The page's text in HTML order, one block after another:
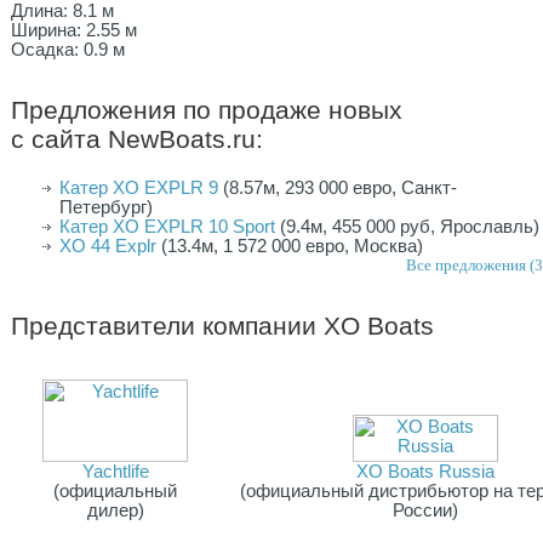
Длина: 8.1 м
Ширина: 2.55 м
Осадка: 0.9 м
Предложения по продаже новых
с сайта NewBoats.ru:
Катер XO EXPLR 9 (8.57м, 293 000 евро, Санкт-
Петербург)
Катер XO EXPLR 10 Sport (9.4м, 455 000 руб, Ярославль)
XO 44 Explr (13.4м, 1 572 000 евро, Москва)
Все предложения
Представители компании XO Boats
Yachtlife
(официальный
дилер)
XO Boats Russia
(официальный дистрибьютор на
России)